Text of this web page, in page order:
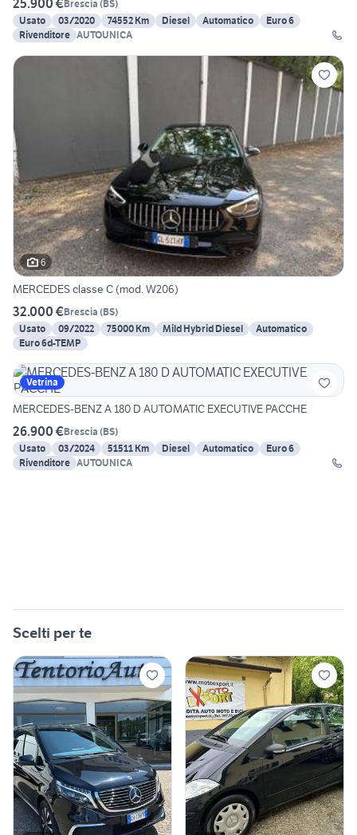
25.900 €Brescia (BS)
Usato
03/2020 74552 Km Diesel Automatico
Euro 6
Rivenditore AUTOUNICA
6
MERCEDES classe C (mod. W206)
32.000 €Brescia (BS)
Usato
09/2022 75000 Km Mild Hybrid Diesel
Automatico
Euro 6d-TEMP
Vetrina
MERCEDES-BENZ A 180 D AUTOMATIC EXECUTIVE PACCHE
26.900 €Brescia (BS)
Usato
03/2024 51511 Km Diesel Automatico
Euro 6
Rivenditore AUTOUNICA
Scelti per te